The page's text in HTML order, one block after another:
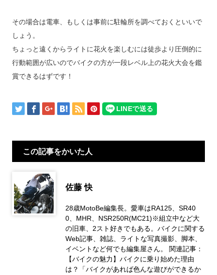
その場合は電車、もしくは事前に駐輪所を調べておくといいで
しょう。
ちょっと遠くからライトに花火を楽しむには徒歩より圧倒的に
行動範囲が広いのでバイクの方が一段レベル上の花火大会を鑑
賞できるはずです！
この記事をかいた人
佐藤 快
28歳MotoBe編集長。愛車はRA125、SR40
0、MHR、NSR250R(MC21)※組立中など大
の旧車、2スト好きでもある。バイクに関する
Web記事、雑誌、ライトな写真撮影、脚本、
イベントなど何でも編集屋さん。 関連記事：
【バイクの魅力】バイクに乗り始めた理由
は？「バイクがあれば色んな遊びができるか